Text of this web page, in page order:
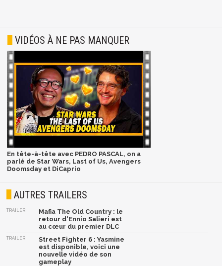
VIDÉOS À NE PAS MANQUER
En tête-à-tête avec PEDRO PASCAL, on a
parlé de Star Wars, Last of Us, Avengers
Doomsday et DiCaprio
AUTRES TRAILERS
TRAILER
Mafia The Old Country : le
retour d'Ennio Salieri est
au cœur du premier DLC
TRAILER
Street Fighter 6 : Yasmine
est disponible, voici une
nouvelle vidéo de son
gameplay